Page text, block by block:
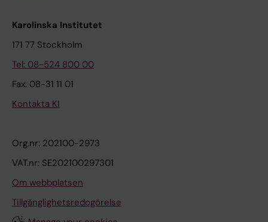
Karolinska Institutet
171 77 Stockholm
Tel: 08-524 800 00
Fax: 08-31 11 01
Kontakta KI
Org.nr: 202100-2973
VAT.nr: SE202100297301
Om webbplatsen
Tillgänglighetsredogörelse